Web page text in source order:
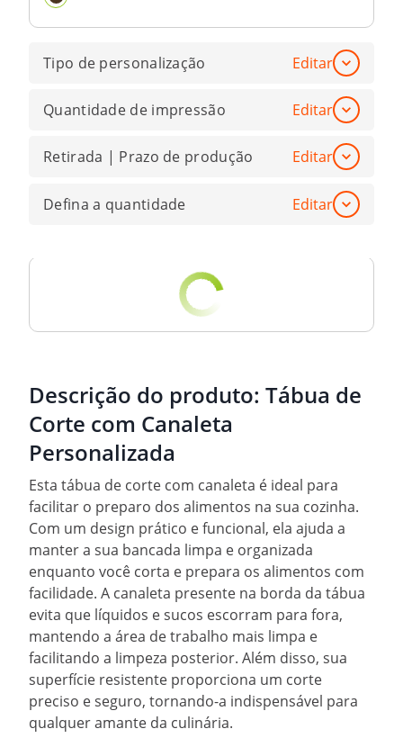
Tipo de personalização Editar
Quantidade de impressão Editar
Retirada | Prazo de produção Editar
Defina a quantidade Editar
Descrição do produto: Tábua de
Corte com Canaleta
Personalizada
Esta tábua de corte com canaleta é ideal para
facilitar o preparo dos alimentos na sua cozinha.
Com um design prático e funcional, ela ajuda a
manter a sua bancada limpa e organizada
enquanto você corta e prepara os alimentos com
facilidade. A canaleta presente na borda da tábua
evita que líquidos e sucos escorram para fora,
mantendo a área de trabalho mais limpa e
facilitando a limpeza posterior. Além disso, sua
superfície resistente proporciona um corte
preciso e seguro, tornando-a indispensável para
qualquer amante da culinária.